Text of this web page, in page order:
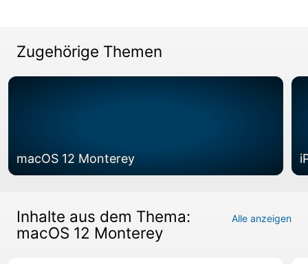
Zugehörige Themen
macOS 12 Monterey
Inhalte aus dem Thema:
macOS 12 Monterey
Alle anzeigen